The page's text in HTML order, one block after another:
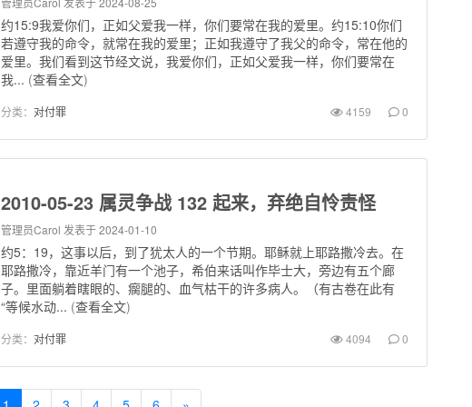
约15:9我爱你们，正如父爱我一样，你们要常在我的爱里。约15:10你们
若遵守我的命令，就常在我的爱里；正如我遵守了我父的命令，常在他的
爱里。我们看到这节经文说，我爱你们，正如父爱我一样，你们要常在
我... (查看全文)
分类：对付罪 4159 0
2010-05-23 属灵争战 132 起来，弃绝自怜责怪
管理员Carol 发表于 2024-01-10
约5：19，这事以后，到了犹太人的一个节期。耶稣就上耶路撒冷去。在
耶路撒冷，靠近羊门有一个池子，希伯来话叫作毕士大，旁边有五个廊
子。里面躺着瞎眼的、瘸腿的、血气枯干的许多病人。（有古卷在此有
“等候水动... (查看全文)
分类：对付罪 4094 0